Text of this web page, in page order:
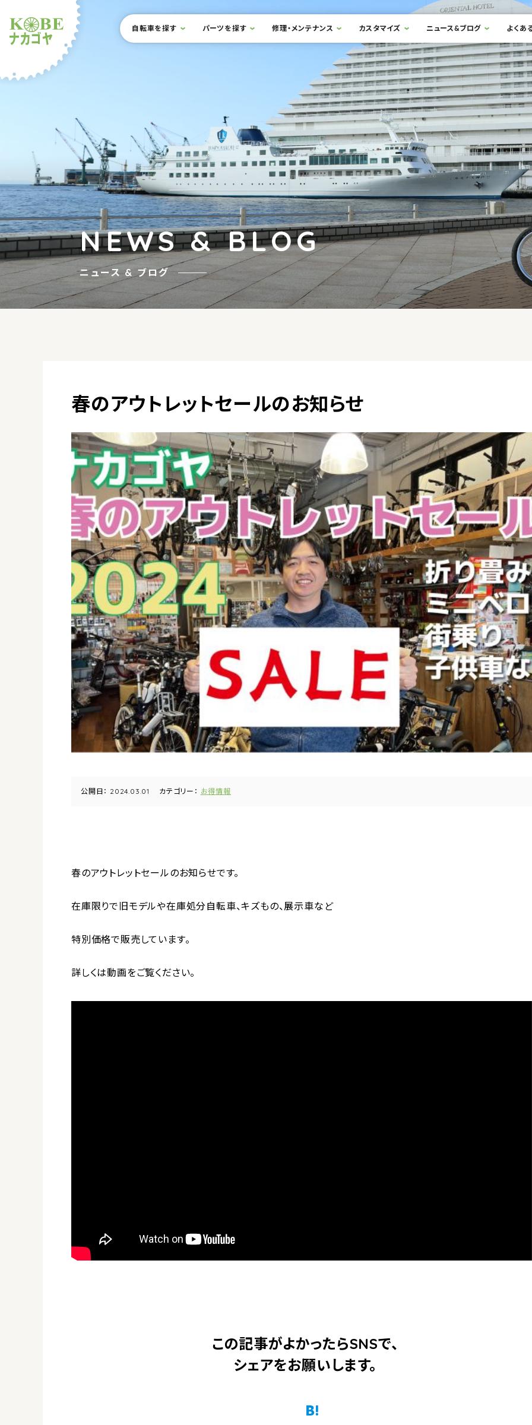
サイト内メニュー
本文までスキップ
自転車を探す パーツを探す 修理・メンテナンス カスタマイズ ニュース&ブログ よくあ
NEWS & BLOG
ニュース & ブログ
春のアウトレットセールのお知らせ
公開日： 2024.03.01 カテゴリー： お得情報
春のアウトレットセールのお知らせです。
在庫限りで旧モデルや在庫処分自転車、キズもの、展示車など
特別価格で販売しています。
詳しくは動画をご覧ください。
この記事がよかったらSNSで、
シェアをお願いします。
Twitter
Facebook
はてなブックマーク